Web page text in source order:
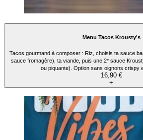
Menu Tacos Krousty's
Tacos gourmand à composer : Riz, choisis ta sauce
sauce fromagère), ta viande, puis une 2ᵉ sauce
ou piquante). Option sans oignons crispy
16,90 €
+